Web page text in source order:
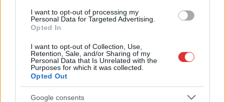
I want to opt-out of processing my
Personal Data for Targeted Advertising.
Opted In
I want to opt-out of Collection, Use,
Retention, Sale, and/or Sharing of my
Personal Data that Is Unrelated with the
Purposes for which it was collected.
Opted Out
Google consents
Szolnok cegléd,felháborodás,hiba,Jász-Nagykun Szolnok megye
MÁV: újabb meghibásodás vágta haza órákra a
ceglédi fővonalat